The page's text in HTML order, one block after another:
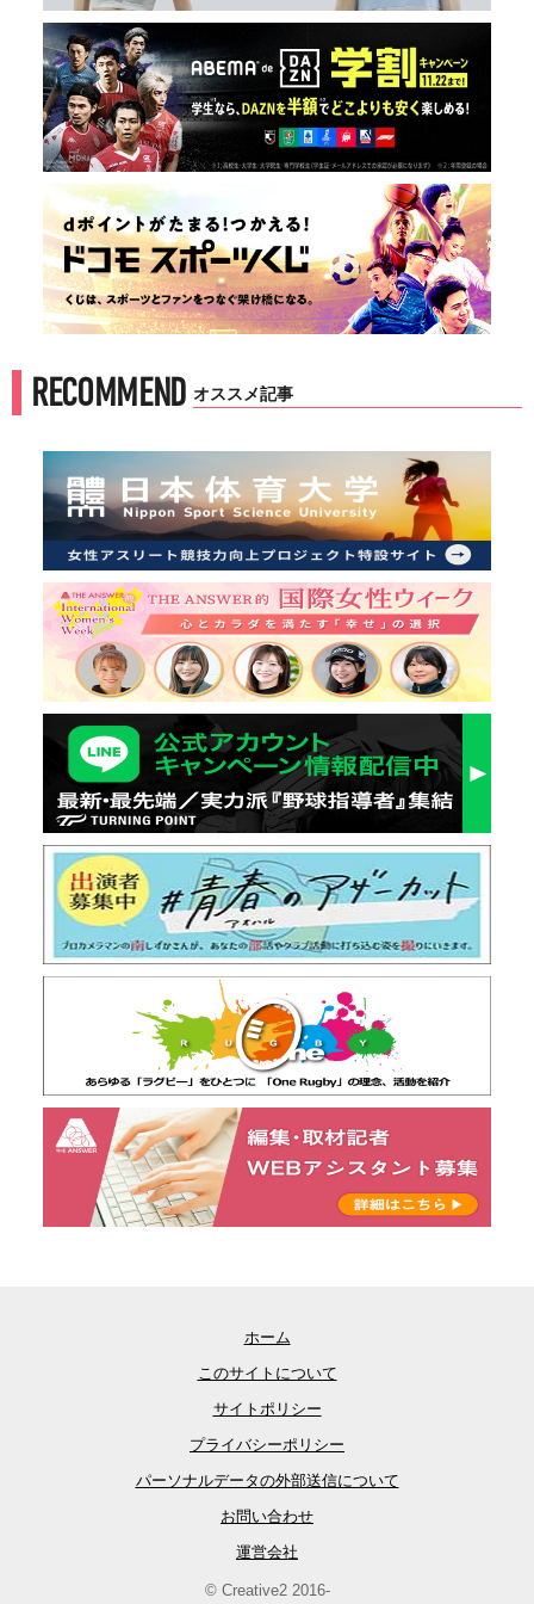
RECOMMEND オススメ記事
ホーム
このサイトについて
サイトポリシー
プライバシーポリシー
パーソナルデータの外部送信について
お問い合わせ
運営会社
© Creative2 2016-